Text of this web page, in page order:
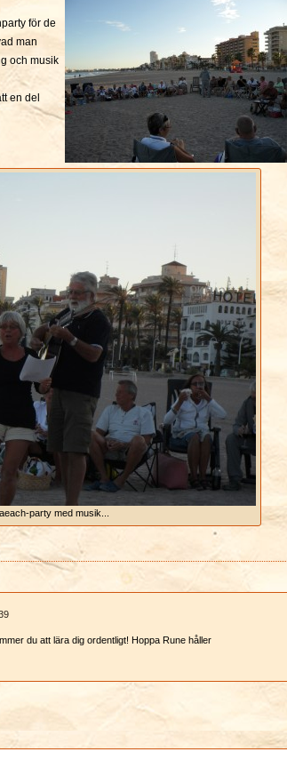
för de
man
och musik
en del
party med musik...
du att lära dig ordentligt! Hoppa Rune håller